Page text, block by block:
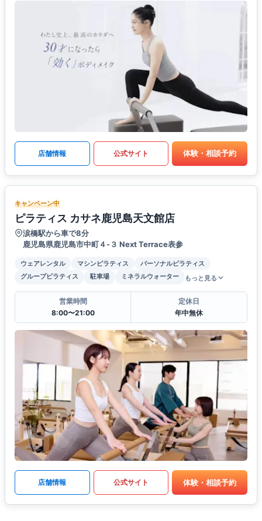
店舗情報 公式サイト 体験・相談予約
キャンペーン中
ピラティス カサネ鹿児島天文館店
涙橋駅から車で8分
鹿児島県鹿児島市中町４-３ Next Terrace表参
ウェアレンタル マシンピラティス
パーソナルピラティス
グループピラティス
駐車場 ミネラルウォーター もっと見る
営業時間
8:00〜21:00
定休日
年中無休
店舗情報 公式サイト 体験・相談予約